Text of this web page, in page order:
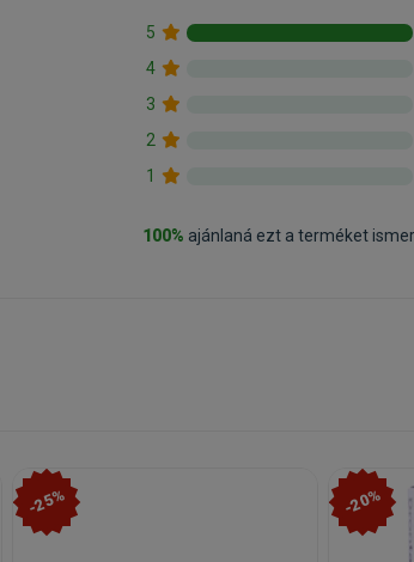
5
4
3
2
1
100% ajánlaná ezt a terméket
-25% -20%